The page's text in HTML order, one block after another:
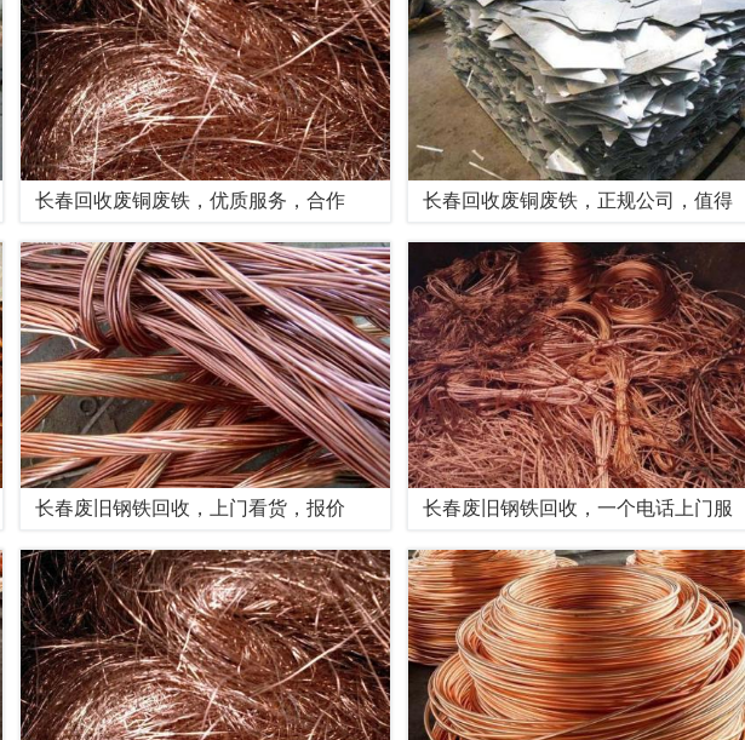
长春回收废铜废铁，优质服务，合作 长春回收废铜废铁，正规公司，值得
长春废旧钢铁回收，上门看货，报价 长春废旧钢铁回收，一个电话上门服